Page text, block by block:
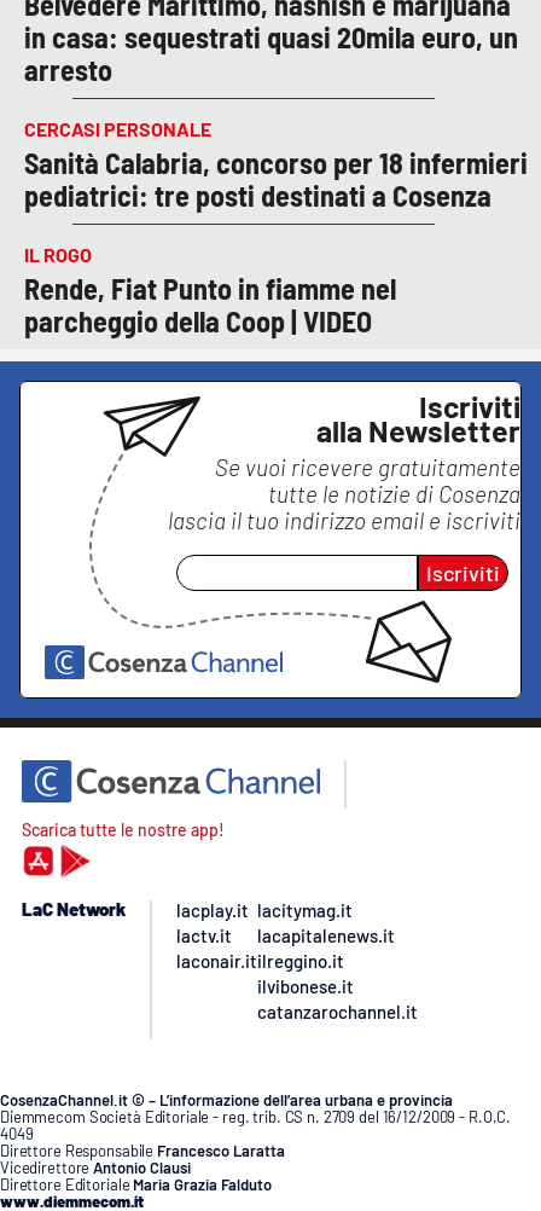
in casa: sequestrati quasi 20mila euro, un
arresto
CERCASI PERSONALE
Sanità Calabria, concorso per 18 infermieri
pediatrici: tre posti destinati a Cosenza
IL ROGO
Rende, Fiat Punto in fiamme nel
parcheggio della Coop | VIDEO
Iscriviti
alla Newsletter
Se vuoi ricevere gratuitamente
tutte le notizie di Cosenza
lascia il tuo indirizzo email e iscriviti
Iscriviti
Scarica tutte le nostre app!
LaC Network
lacplay.it
lactv.it
laconair.it
lacitymag.it
lacapitalenews.it
ilreggino.it
ilvibonese.it
catanzarochannel.it
CosenzaChannel.it © – L’informazione dell’area urbana e provincia
Diemmecom Società Editoriale - reg. trib. CS n. 2709 del 16/12/2009 - R.O.C.
4049
Direttore Responsabile Francesco Laratta
VicedirettoreAntonio Clausi
Direttore Editoriale Maria Grazia Falduto
www.diemmecom.it